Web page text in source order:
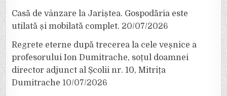
Casă de vânzare la Jariștea. Gospodăria este
utilată și mobilată complet. 20/07/2026
Regrete eterne după trecerea la cele veșnice a
profesorului Ion Dumitrache, soțul doamnei
director adjunct al Școlii nr. 10, Mitrița
Dumitrache 10/07/2026